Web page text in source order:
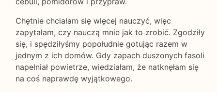
Chętnie chciałam się więcej nauczyć, więc
zapytałam, czy nauczą mnie jak to zrobić. Zgodziły
się, i spędziłyśmy popołudnie gotując razem w
jednym z ich domów. Gdy zapach duszonych fasoli
napełniał powietrze, wiedziałam, że natknęłam się
na coś naprawdę wyjątkowego.